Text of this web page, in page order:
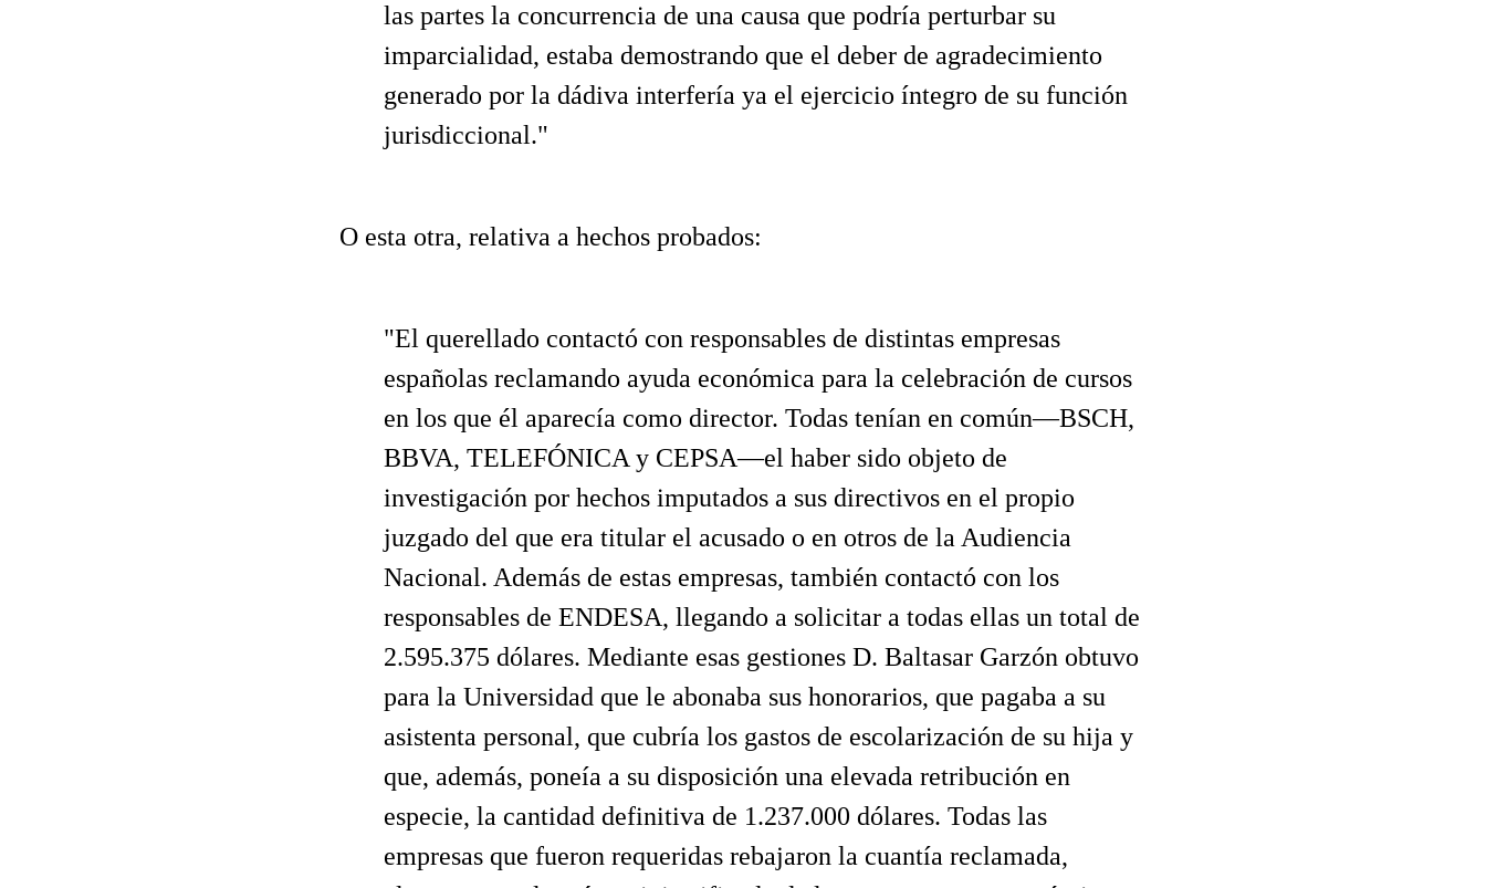
las partes la concurrencia de una causa que podría perturbar su
imparcialidad, estaba demostrando que el deber de agradecimiento
generado por la dádiva interfería ya el ejercicio íntegro de su función
jurisdiccional."
O esta otra, relativa a hechos probados:
"El querellado contactó con responsables de distintas empresas
españolas reclamando ayuda económica para la celebración de cursos
en los que él aparecía como director. Todas tenían en común—BSCH,
BBVA, TELEFÓNICA y CEPSA—el haber sido objeto de
investigación por hechos imputados a sus directivos en el propio
juzgado del que era titular el acusado o en otros de la Audiencia
Nacional. Además de estas empresas, también contactó con los
responsables de ENDESA, llegando a solicitar a todas ellas un total de
2.595.375 dólares. Mediante esas gestiones D. Baltasar Garzón obtuvo
para la Universidad que le abonaba sus honorarios, que pagaba a su
asistenta personal, que cubría los gastos de escolarización de su hija y
que, además, poneía a su disposición una elevada retribución en
especie, la cantidad definitiva de 1.237.000 dólares. Todas las
empresas que fueron requeridas rebajaron la cuantía reclamada,